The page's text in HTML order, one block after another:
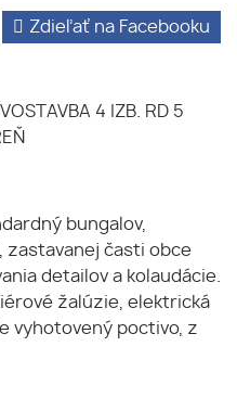
Zdieľať na Facebooku
4 IZB. RD 5
bungalov,
zastavanej časti obce
detailov a kolaudácie.
​​žalúzie, elektrická
vyhotovený poctivo, z